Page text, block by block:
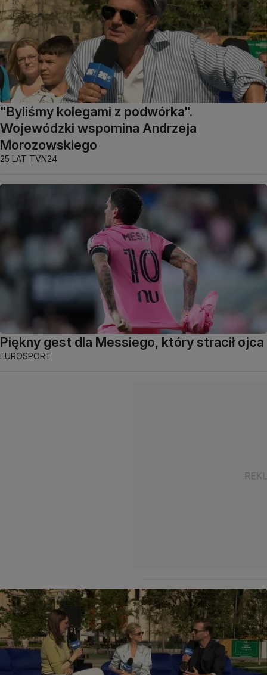
"Byliśmy kolegami z podwórka".
Wojewódzki wspomina Andrzeja
Morozowskiego
25 LAT TVN24
Piękny gest dla Messiego, który stracił ojca
EUROSPORT